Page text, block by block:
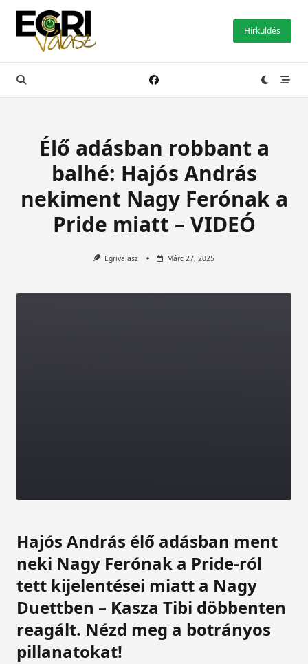
Skip
content
Hírküldés
Élő adásban robbant a
balhé: Hajós András
nekiment Nagy Ferónak a
Pride miatt – VIDEÓ
Egrivalasz Márc 27, 2025
Hajós András élő adásban ment
neki Nagy Ferónak a Pride-ról
tett kijelentései miatt a Nagy
Duettben – Kasza Tibi döbbenten
reagált. Nézd meg a botrányos
pillanatokat!